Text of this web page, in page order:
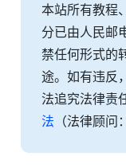
本站所有教程
分已由人民邮
禁任何形式的
途。如有违反
法追究法律责
法 （法律顾问